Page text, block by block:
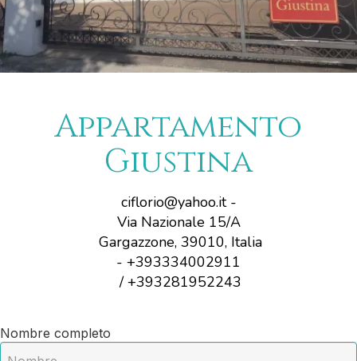
Appartamento
Giustina
ciflorio@yahoo.it-
Via Nazionale 15/A
Gargazzone, 39010, Italia
- +393334002911
/ +393281952243
Nombre completo